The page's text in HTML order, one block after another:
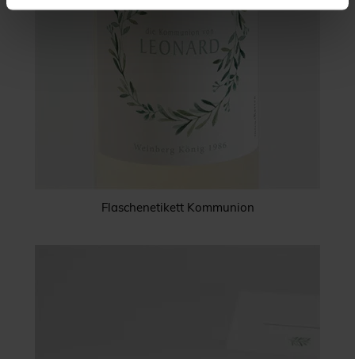
Flaschenetikett Kommunion